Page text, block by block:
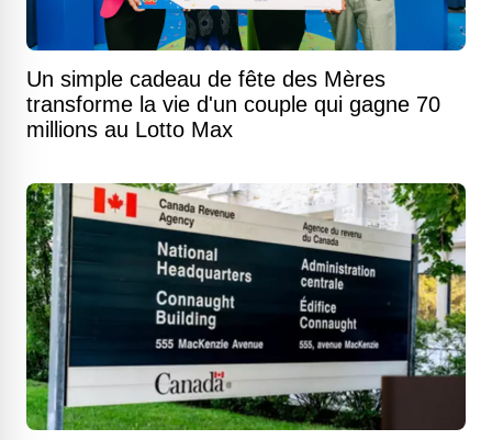
Un simple cadeau de fête des Mères
transforme la vie d'un couple qui gagne 70
millions au Lotto Max